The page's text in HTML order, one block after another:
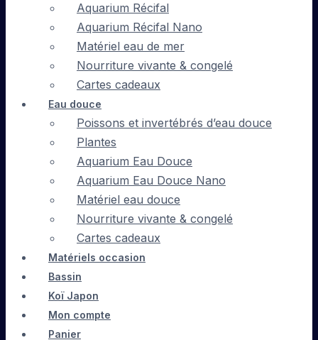
Aquarium Récifal
Aquarium Récifal Nano
Matériel eau de mer
Nourriture vivante & congelé
Cartes cadeaux
Eau douce
Poissons et invertébrés d’eau douce
Plantes
Aquarium Eau Douce
Aquarium Eau Douce Nano
Matériel eau douce
Nourriture vivante & congelé
Cartes cadeaux
Matériels occasion
Bassin
Koï Japon
Mon compte
Panier